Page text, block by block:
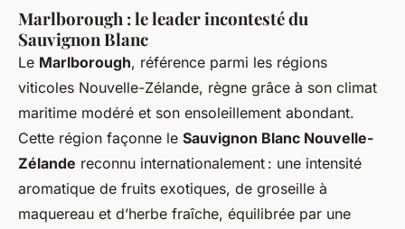
Marlborough : le leader incontesté du
Sauvignon Blanc
Le Marlborough, référence parmi les régions
viticoles Nouvelle-Zélande, règne grâce à son climat
maritime modéré et son ensoleillement abondant.
Cette région façonne le Sauvignon Blanc Nouvelle-
Zélande reconnu internationalement : une intensité
aromatique de fruits exotiques, de groseille à
maquereau et d’herbe fraîche, équilibrée par une